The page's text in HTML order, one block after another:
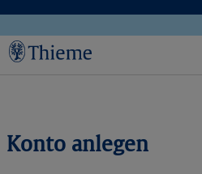
Konto anlegen